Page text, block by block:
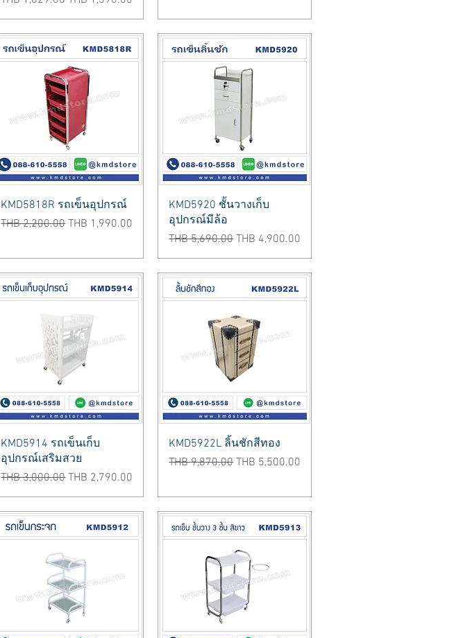
Quick View
KMD5818R รถเข็นอุปกรณ์
Regular Price
THB 2,200.00Sale Price
THB 1,990.00
Quick View
KMD5920 ชั้นวางเก็บ
อุปกรณ์มีล้อ
Regular Price
THB 5,690.00Sale Price
THB 4,900.00
Quick View
KMD5914 รถเข็นเก็บ
อุปกรณ์เสริมสวย
Regular Price
THB 3,000.00Sale Price
THB 2,790.00
Quick View
KMD5922L ลิ้นชักสีทอง
Regular Price
THB 9,870.00Sale Price
THB 5,500.00